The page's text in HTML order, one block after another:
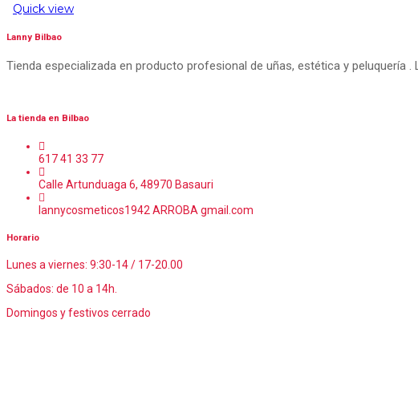
Quick view
Lanny Bilbao
Tienda especializada en producto profesional de uñas, estética y peluquería
La tienda en Bilbao
617 41 33 77
Calle Artunduaga 6, 48970 Basauri
lannycosmeticos1942 ARROBA gmail.com
Horario
Lunes a viernes: 9:30-14 / 17-20.00
Sábados: de 10 a 14h.
Domingos y festivos cerrado